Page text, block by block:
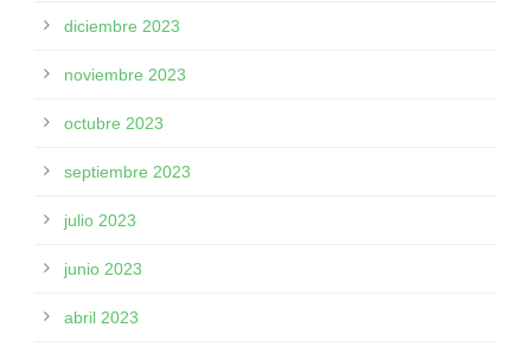
diciembre 2023
noviembre 2023
octubre 2023
septiembre 2023
julio 2023
junio 2023
abril 2023